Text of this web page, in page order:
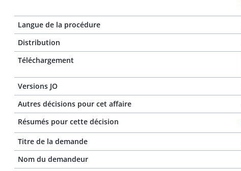
Langue de la procédure
Distribution
Téléchargement
Versions JO
Autres décisions pour cet affaire
Résumés pour cette décision
Titre de la demande
Nom du demandeur